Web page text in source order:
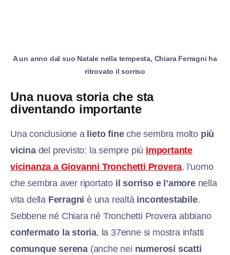
A un anno dal suo Natale nella tempesta, Chiara Ferragni ha
ritrovato il sorriso
Una nuova storia che sta
diventando importante
Una conclusione a lieto fineche sembra molto più
vicinadel previsto: la sempre più importante
vicinanza a Giovanni Tronchetti Provera, l’uomo
che sembra aver riportato il sorriso e l’amorenella
vita della Ferragni è una realtà incontestabile.
Sebbene né Chiara né Tronchetti Provera abbiano
confermato la storia, la 37enne si mostra infatti
comunque serena (anche nei numerosi scatti